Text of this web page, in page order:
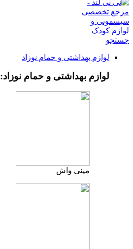
جستجو
لوازم بهداشتی و حمام نوزاد
لوازم بهداشتی و حمام نوزاد:
مینی واش